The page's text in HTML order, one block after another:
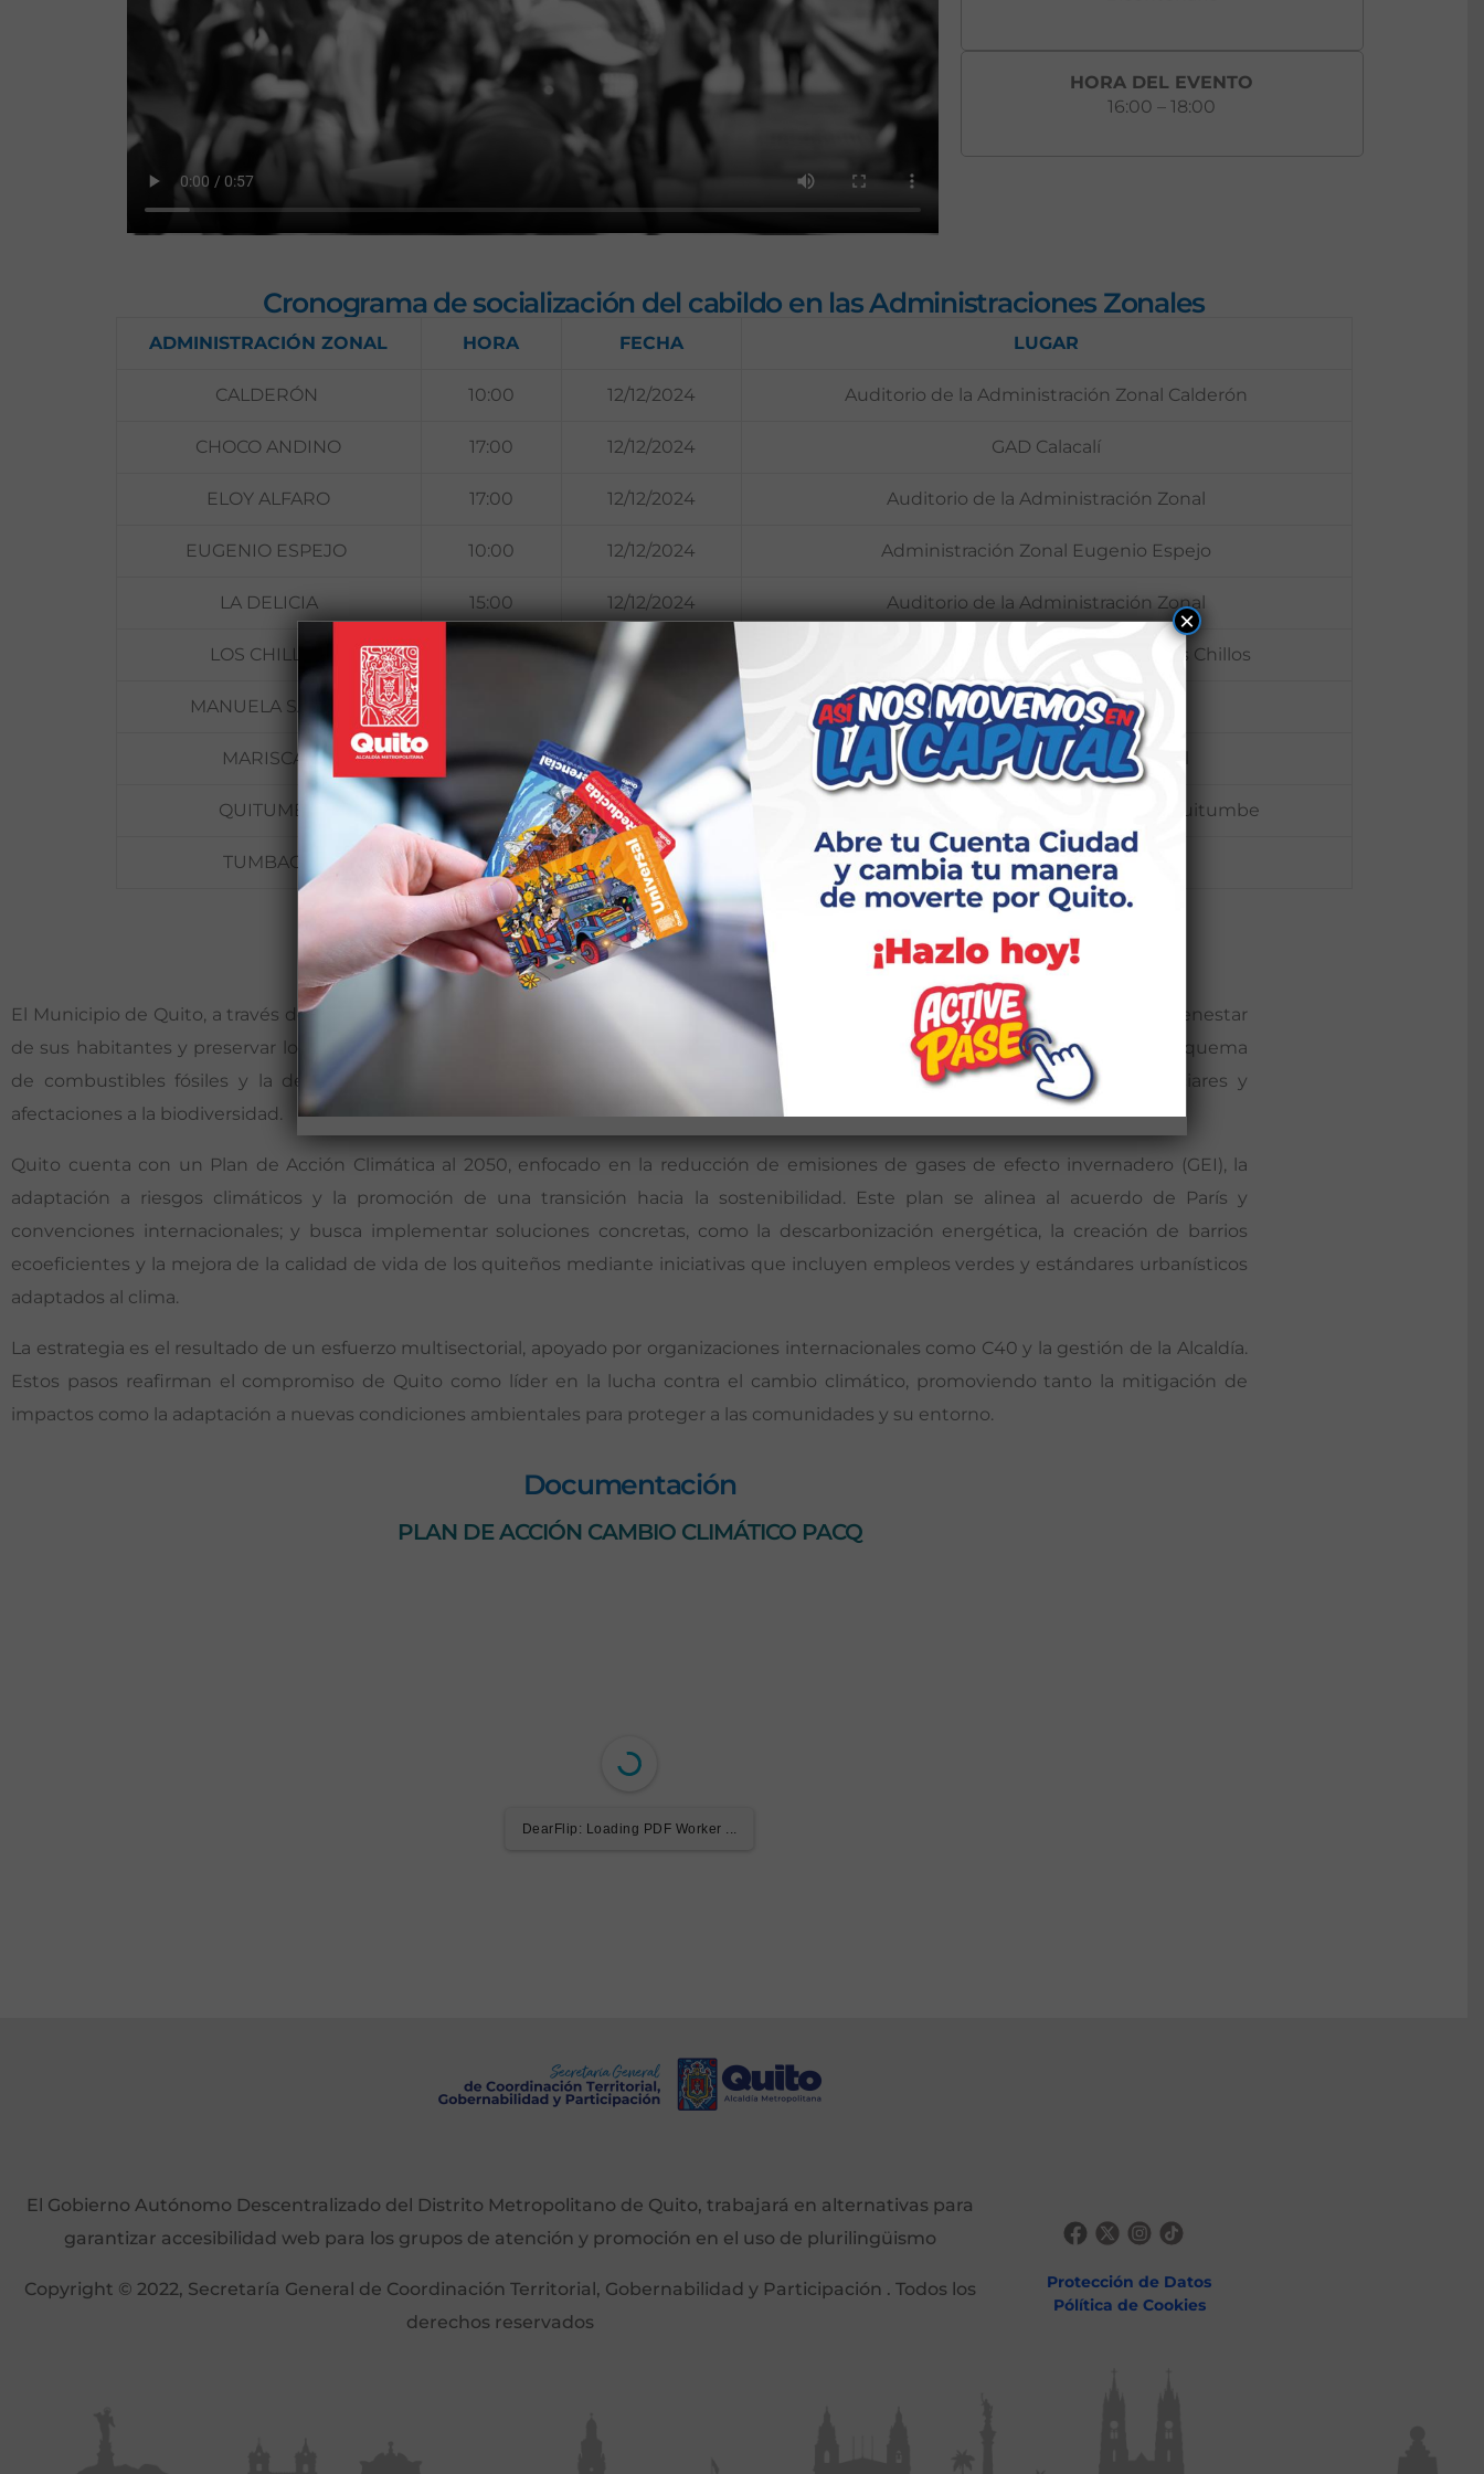
HORA DEL EVENTO
16:00 – 18:00
Cronograma de socialización del cabildo en las Administraciones Zonales
ADMINISTRACIÓN ZONAL HORA FECHA LUGAR
CALDERÓN 10:00 12/12/2024 Auditorio de la Administración Zonal Calderón
CHOCO ANDINO 17:00 12/12/2024 GAD Calacalí
ELOY ALFARO 17:00 12/12/2024 Auditorio de la Administración Zonal
EUGENIO ESPEJO 10:00 12/12/2024 Administración Zonal Eugenio Espejo
LA DELICIA 15:00 12/12/2024 Auditorio de la Administración Zonal
LOS CHILLOS 17:00 12/12/2024 Auditorio de la Administración Zonal los Chillos
MANUELA SÁENZ 12/12/2024 Casa somos san Marcos
MARISCAL 15:00 12/12/2024 Administración Zonal La Mariscal
QUITUMBE 10:00 12/12/2024 Auditorio de la Aadministración Zonal Quitumbe
TUMBACO 15:00 12/12/2024 Casa Somos Tumbaco
Información Adicional
El Municipio de Quito, a través de su Secretaría de Ambiente, aborda el cambio climático como un desafío clave para garantizar el bienestar
de sus habitantes y preservar los recursos naturales. Este fenómeno, impulsado principalmente por actividades humanas como la quema
de combustibles fósiles y la deforestación, genera consecuencias graves como eventos climáticos extremos, deshielo de glaciares y
afectaciones a la biodiversidad.
Quito cuenta con un Plan de Acción Climática al 2050, enfocado en la reducción de emisiones de gases de efecto invernadero (GEI), la
adaptación a riesgos climáticos y la promoción de una transición hacia la sostenibilidad. Este plan se alinea al acuerdo de París y
convenciones internacionales; y busca implementar soluciones concretas, como la descarbonización energética, la creación de barrios
ecoeficientes y la mejora de la calidad de vida de los quiteños mediante iniciativas que incluyen empleos verdes y estándares urbanísticos
adaptados al clima.
La estrategia es el resultado de un esfuerzo multisectorial, apoyado por organizaciones internacionales como C40 y la gestión de la Alcaldía.
Estos pasos reafirman el compromiso de Quito como líder en la lucha contra el cambio climático, promoviendo tanto la mitigación de
impactos como la adaptación a nuevas condiciones ambientales para proteger a las comunidades y su entorno.
Documentación
PLAN DE ACCIÓN CAMBIO CLIMÁTICO PACQ
DearFlip: Loading PDF Worker ...
El Gobierno Autónomo Descentralizado del Distrito Metropolitano de Quito, trabajará en alternativas para
garantizar accesibilidad web para los grupos de atención y promoción en el uso de plurilingüismo
Copyright © 2022, Secretaría General de Coordinación Territorial, Gobernabilidad y Participación . Todos los
derechos reservados
Protección de Datos
Pólítica de Cookies
×